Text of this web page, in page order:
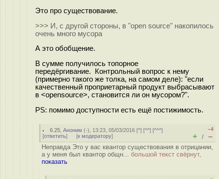
Это про существование.
>>> И, с другой стороны, в "open source" накопилось
очень много мусора
А это обобщение.
В сумме получилось топорное
передёргивание. Контрольный вопрос к нему
(примерно такого же толка, на самом деле): "если
качественный проприетарный продукт выбрасывают
в <opensource>, становится ли он мусором?".
PS: помимо доступности есть ещё постижимость.
6.25 ,Аноним (-), 13:23, 05/03/2016 [^] [^^] [^^^]
[ответить] [к модератору]
–4
+ / –
Неправда Это у вас квантор существования в отрицании,
а у меня был квантор общн... большой текст свёрнут,
показать